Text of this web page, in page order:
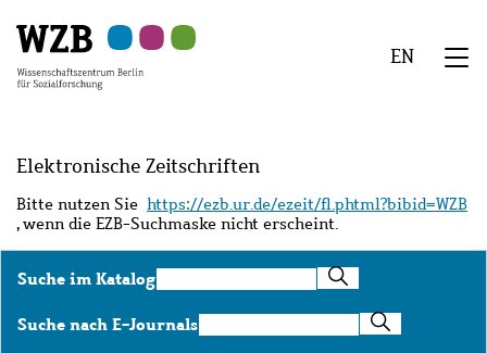
Hauptinhalt
springen
Navigation
springen
Suche
springen
Sekundärnavigation
springen
Fußzeile
springen
EN
Elektronische Zeitschriften
Bitte nutzen Sie https://ezb.ur.de/ezeit/fl.phtml?bibid=WZB
, wenn die EZB-Suchmaske nicht erscheint.
Suche im KatalogSuche
im
Katalog
Suche nach E-JournalsSuche
nach